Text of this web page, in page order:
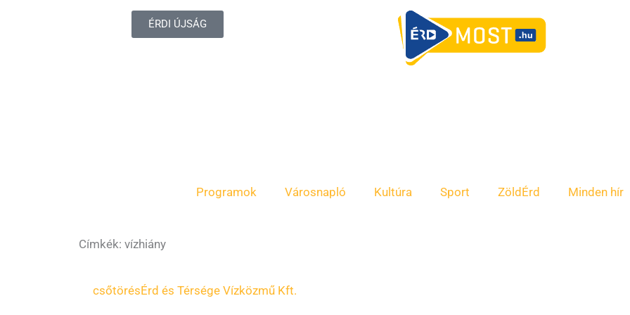
ÉRDI ÚJSÁG
Programok Városnapló Kultúra Sport ZöldÉrd Minden hír
Címkék: vízhiány
csőtörésÉrd és Térsége Vízközmű Kft.